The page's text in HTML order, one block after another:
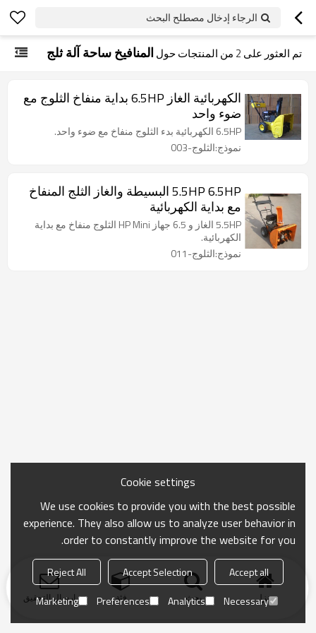
الرجاء إدخال مصطلح البحث
تم العثور على 2 من المنتجات حول المنافيخ ساحة آلة ثلج
الكهربائية الغاز 6.5HP بداية منفاخ الثلوج مع
ضوء واحد
6.5HP الكهربائية بدء الثلوج منفاخ مع ضوء واحد.
نموذج:الثلوج-003
5.5HP 6.5HP البسيطة والغاز الثلج المنفاخ
مع بداية الكهربائية
5.5HP الغاز و 6.5 جهاز HP Mini الثلوج منفاخ مع بداية
الكهربائية.
نموذج:الثلوج-011
منزل بحث فئة ارسال التحقيق
Cookie settings
We use cookies to provide you with the best possible
experience. They also allow us to analyze user behavior in
order to constantly improve the website for you.
Accept all
Accept Selection
Reject All
Necessary
Analytics
Preferences
Marketing